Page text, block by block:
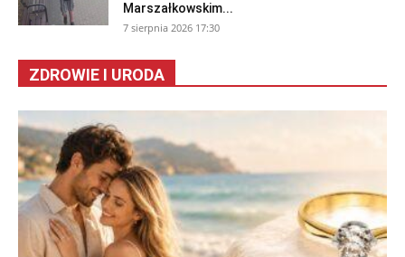
Marszałkowskim...
7 sierpnia 2026 17:30
ZDROWIE I URODA